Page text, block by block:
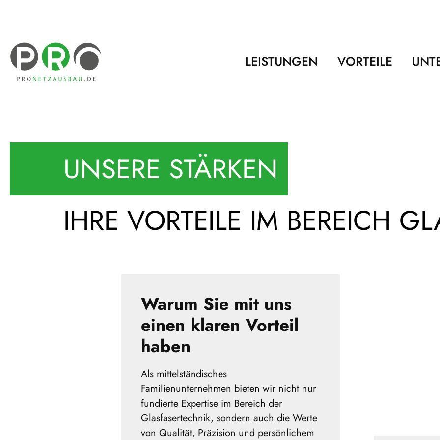
LEISTUNGEN VORTEILE
UNSERE STÄRKEN
IHRE VORTEILE IM BEREICH
Warum Sie mit uns
einen klaren Vorteil
haben
Als mittelständisches
Familienunternehmen bieten wir nicht nur
fundierte Expertise im Bereich der
Glasfasertechnik, sondern auch die Werte
von Qualität, Präzision und persönlichem